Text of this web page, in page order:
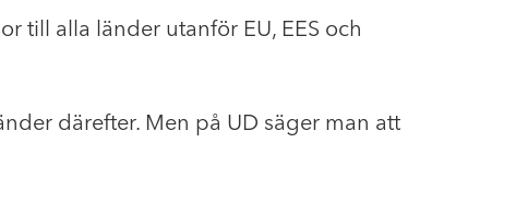
till alla länder utanför EU, EES och
därefter. Men på UD säger man att